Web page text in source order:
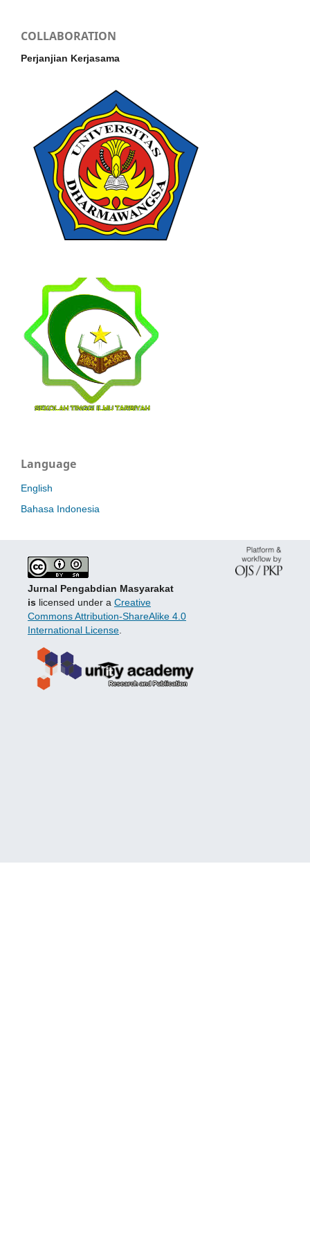
COLLABORATION
Perjanjian Kerjasama
Language
English
Bahasa Indonesia
Jurnal Pengabdian Masyarakat
islicensed under a Creative
Commons Attribution-ShareAlike 4.0
International License.